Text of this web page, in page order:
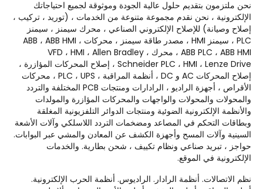
نحن ملتزمون بتقديم حلول عالية الجودة وموثوقة لجميع احتياجاتك
الإلكترونية ، نحن نقدم مجموعة متنوعة من الخدمات ، (توريد ، تركيب ،
إصلاح وصيانة) للإصلاح الإلكتروني الصناعي ، محرك سيمنز ، سيمنز
PLC ، سيمنز HMI ، مصدر طاقة سيمنز ، محركات ABB ، ABB HMI ،
ABB PLC ، ABB HMI ، محرك VFD ، HMI ، Allen Bradley ،
Schneider PLC ، HMI ، Lenze Drive ، إصلاح المحركات المؤازرة ،
إصلاح المحركات AC و DC ، أنظمة المراقبة ، PLC ، UPS ، محركات
الأقراص ، أجهزة الراديو ، الرادارات ومنتجات PCB المختلفة والتردد
والمحولات والمحولات والواجهات والمحركات المؤازرة والمولدات
والأنظمة الإلكترونية الضوئية ومنتجات الدوائر التلفزيونية المغلقة
وبطاقات التحكم في المصاعد ومضخمات التردد اللاسلكي وآلات الأشعة
السينية وآلات المسح وأجهزة الكشف عن المعادن والمشي عبر البوابات.
حواجز ، تبريد صناعي ونظام تكييف ، شحن بطارية. والخدمات
الإلكترونية في الموقع.
نظم الاتصالات. أنظمة الرادار. الراديوس. أنظمة الحرب الإلكترونية.